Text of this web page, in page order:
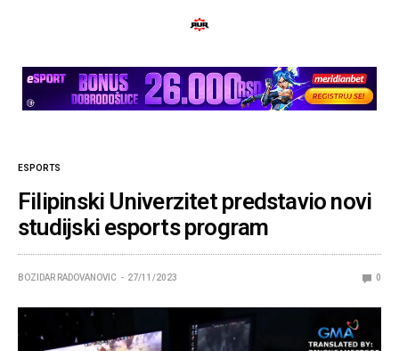
ESPORTS
Filipinski Univerzitet predstavio novi
studijski esports program
BOZIDAR RADOVANOVIC 27/11/2023 0